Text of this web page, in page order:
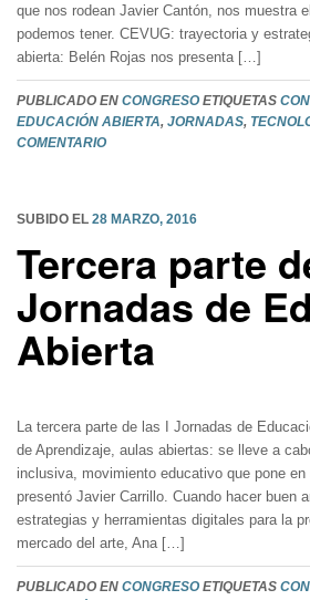
que nos rodean Javier Cantón, nos muestra
podemos tener. CEVUG: trayectoria y
abierta: Belén Rojas nos presenta […]
PUBLICADO EN CONGRESO ETIQUETAS
EDUCACIÓN ABIERTA, JORNADAS,
COMENTARIO
SUBIDO EL 28 MARZO, 2016
Tercera parte
Jornadas de
Abierta
La tercera parte de las I Jornadas de
de Aprendizaje, aulas abiertas: se lleve a
inclusiva, movimiento educativo que pone
presentó Javier Carrillo. Cuando hacer buen
estrategias y herramientas digitales para la
mercado del arte, Ana […]
PUBLICADO EN CONGRESO ETIQUETAS